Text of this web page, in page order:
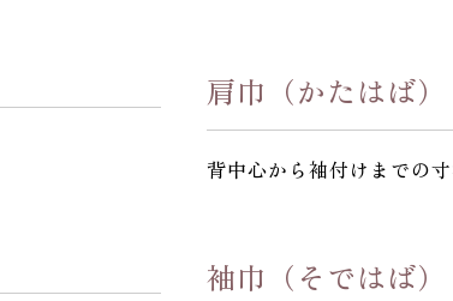
肩巾（かたはば）
背中心から袖付けまでの
袖巾（そではば）